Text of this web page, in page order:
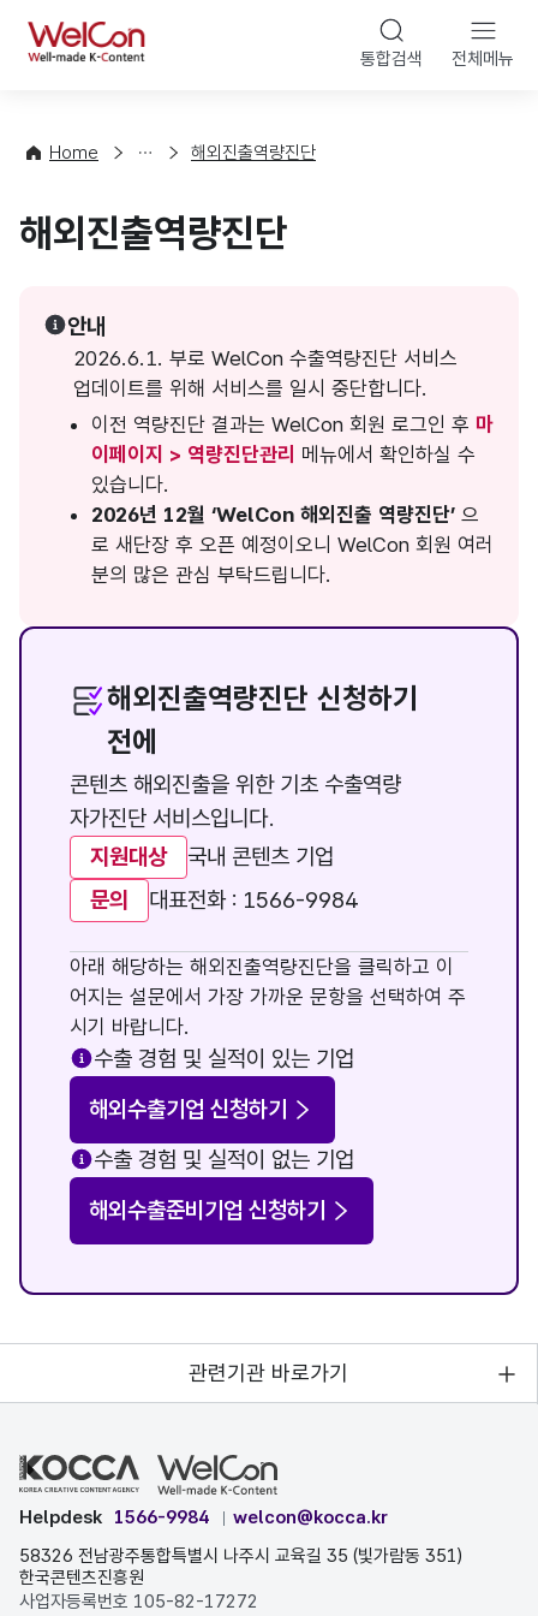
WelCon 통합검색 전체메뉴
Home
컨
팅
해외진출역량진단
해외진출역량진단
안내
2026.6.1. 부로 WelCon 수출역량진단 서비스
업데이트를 위해 서비스를 일시 중단합니다.
이전 역량진단 결과는 WelCon 회원 로그인 후 마
이페이지 > 역량진단관리 메뉴에서 확인하실 수
있습니다.
2026년 12월 ‘WelCon 해외진출 역량진단’ 으
로 새단장 후 오픈 예정이오니 WelCon 회원 여러
분의 많은 관심 부탁드립니다.
해외진출역량진단 신청하기
전에
콘텐츠 해외진출을 위한 기초 수출역량
자가진단 서비스입니다.
지원대상
국내 콘텐츠 기업
문의
대표전화 : 1566-9984
아래 해당하는 해외진출역량진단을 클릭하고 이
어지는 설문에서 가장 가까운 문항을 선택하여 주
시기 바랍니다.
수출 경험 및 실적이 있는 기업
해외수출기업 신청하기
수출 경험 및 실적이 없는 기업
해외수출준비기업 신청하기
관련기관 바로가기
Helpdesk 1566-9984
welcon@kocca.kr
58326 전남광주통합특별시 나주시 교육길 35 (빛가람동 351)
한국콘텐츠진흥원
사업자등록번호 105-82-17272